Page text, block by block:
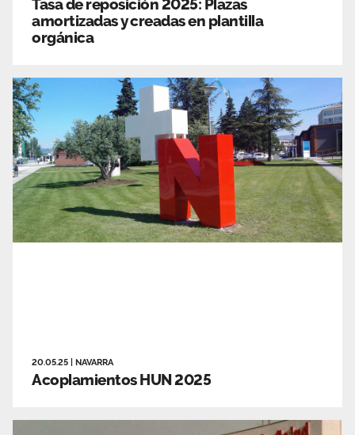
Tasa de reposición 2025: Plazas
amortizadas y creadas en plantilla
orgánica
20.05.25 NAVARRA
Acoplamientos HUN 2025